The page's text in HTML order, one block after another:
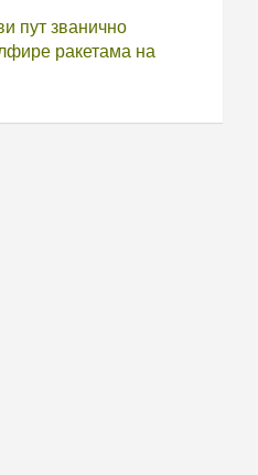
пут званично
ракетама на